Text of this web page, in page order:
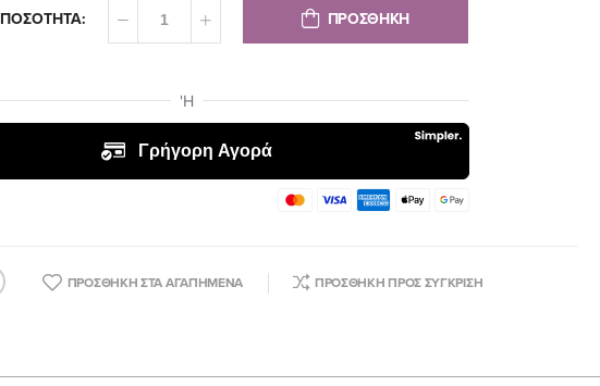
ΠΟΣΟΤΗΤΑ: ΠΡΟΣΘΗΚΗ
ΠΡΟΣΘΉΚΗ ΣΤΑ ΑΓΑΠΗΜΈΝΑ ΠΡΟΣΘΉΚΗ ΠΡΟΣ ΣΎΓΚΡΙΣΗ